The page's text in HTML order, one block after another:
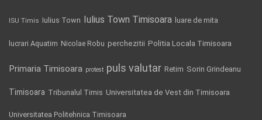
ISU Timis Iulius Town Iulius Town Timisoara luare de mita
lucrari Aquatim Nicolae Robu perchezitii Politia Locala Timisoara
Primaria Timisoara protest puls valutar Retim Sorin Grindeanu
Timisoara Tribunalul Timis Universitatea de Vest din Timisoara
Universitatea Politehnica Timisoara